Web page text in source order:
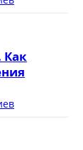
Как